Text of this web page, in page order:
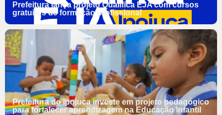
Prefeitura lança projeto Qualifica EJA com cursos
gratuitos de formação profissional
Prefeitura do Ipojuca investe em projeto pedagógico
para fortalecer aprendizagem na Educação Infantil